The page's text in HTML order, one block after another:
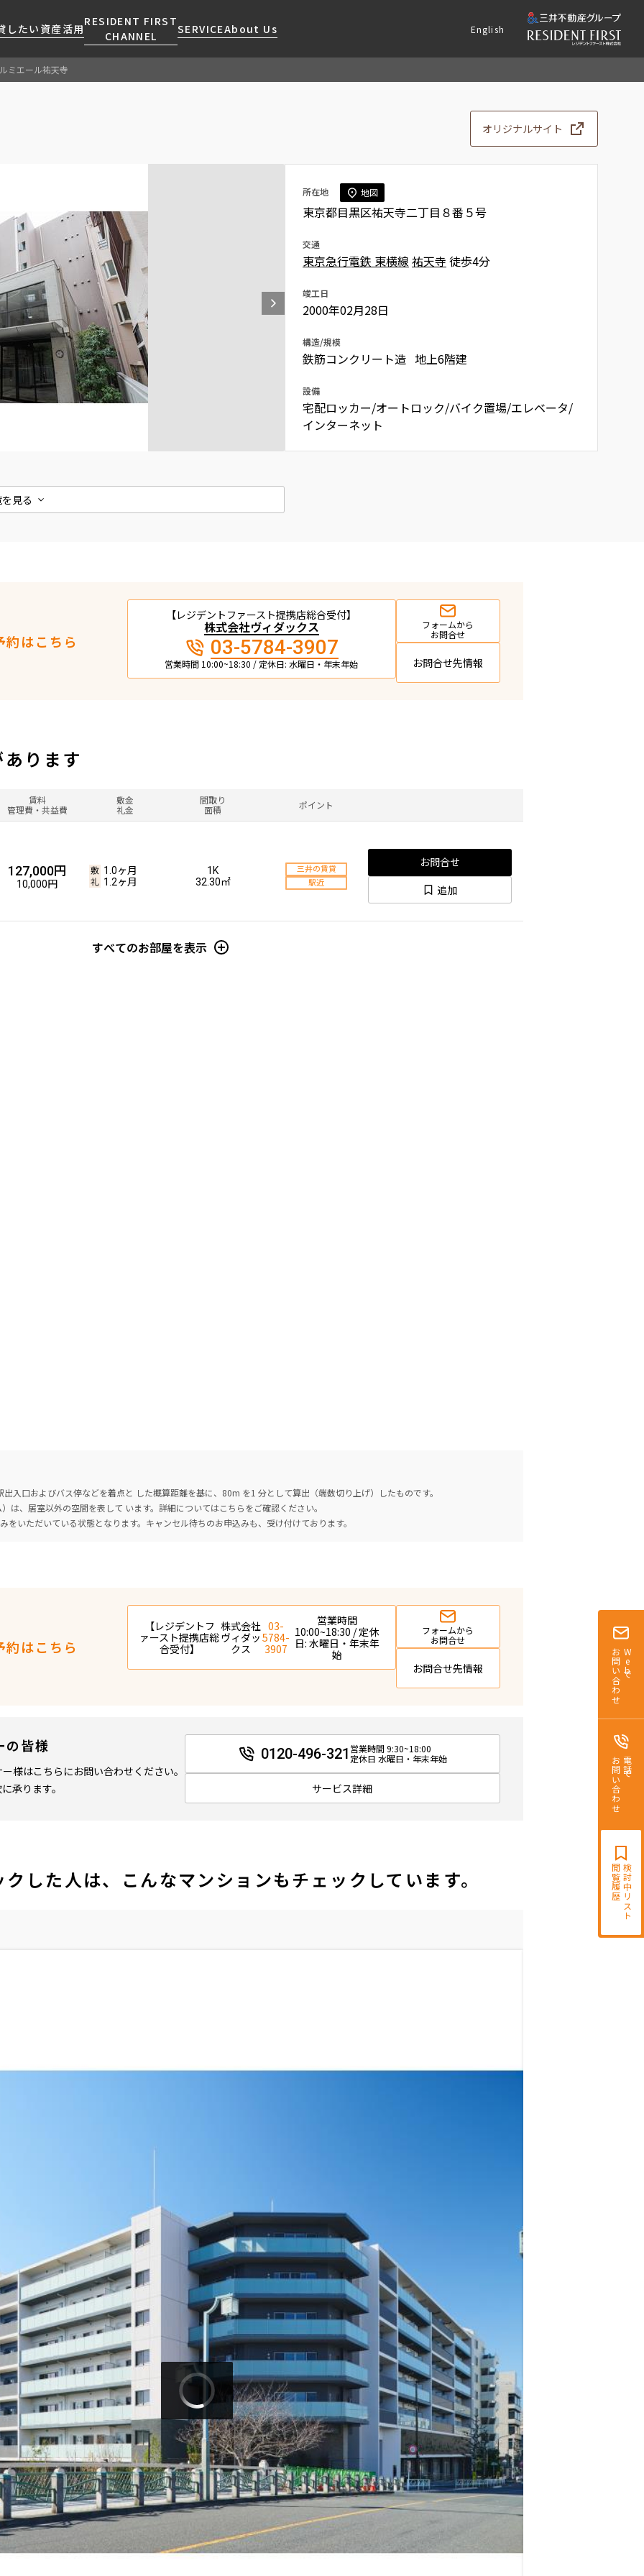
したい 資産活用
RESIDENT FIRST
CHANNEL
SERVICEAbout Us
ニュースリリース
お問い合わせ
地図から探す
キーワードから探す
新着情報から探す
ニュースから探す
新着募集情報
当社限定(港区・渋谷区以外)
RESIDENT FIRST
MEMBERS登録
お部屋探しからご契約まで
よくあるご質問
社宅紹介
【仲介会社様向け】当社仲介
事業部取り扱い物件入居申
込
English
Webで
お問い合わせ
電話で
お問い合わせ
検討中リスト
閲覧履歴
ルミエール祐天寺
オリジナルサイト
見る
所在地 地図
東京都目黒区祐天寺二丁目８番５号
交通
東京急行電鉄 東横線 祐天寺 徒歩4分
竣工日
2000年02月28日
構造/規模
鉄筋コンクリート造 地上6階建
設備
宅配ロッカー/オートロック/バイク置場/エレベータ/
インターネット
約はこちら
【レジデントファースト提携店総合受付】
株式会社ヴィダックス
03-5784-3907
営業時間 10:00~18:30 / 定休日: 水曜日・年末年始
フォームから
お問合せ
お問合せ先情報
ります
賃料
管理費・共益費
敷金
礼金
間取り
面積
ポイント
127,000円
10,000円
1.0ヶ月
1.2ヶ月
1K
32.30㎡
三井の賃貸
駅近
お問合せ
追加
すべてのお部屋を表示
入口およびバス停などを着点と した概算距離を基に、80m を1 分として算出（端数切り上げ）したものです。
は、居室以外の空間を表して います。詳細についてはこちらをご確認ください。
をいただいている状態となります。キャンセル待ちのお申込みも、受け付けております。
約はこちら
【レジデントフ
ァースト提携店総
合受付】
株式会社
ヴィダッ
クス
03-
5784-
3907
営業時間
10:00~18:30 / 定休
日: 水曜日・年末年
始
フォームから
お問合せ
お問合せ先情報
の皆様
様はこちらにお問い合わせください。
承ります。
0120-496-321 営業時間 9:30~18:00
定休日 水曜日・年末年始
サービス詳細
した人は、こんなマンションもチェックしています。